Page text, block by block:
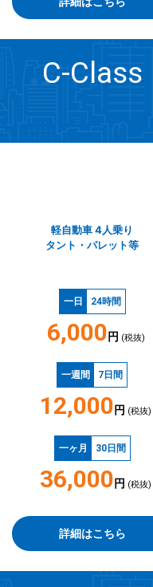
C-Class
軽自動車 4人乗り
タント・パレット等
一日 24時間
6,000 円 (税抜)
一週間 7日間
12,000 円 (税抜)
一ヶ月 30日間
36,000 円 (税抜)
詳細はこちら